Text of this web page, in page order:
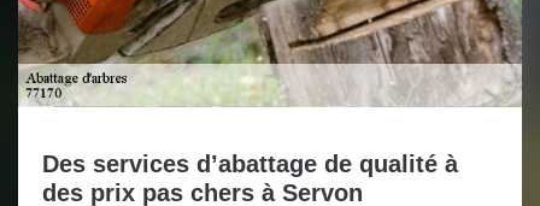
Des services d’abattage de qualité à
des prix pas chers à Servon